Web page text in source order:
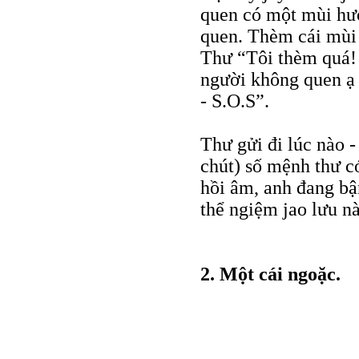
quen có một mùi
quen. Thèm cái
Thư “Tôi thèm
người không quen
- S.O.S”.
Thư gửi đi lúc nào
chút) số mệnh thư
hồi âm, anh đang
thể ngiệm jao lưu
2. Một cái ngoặc.